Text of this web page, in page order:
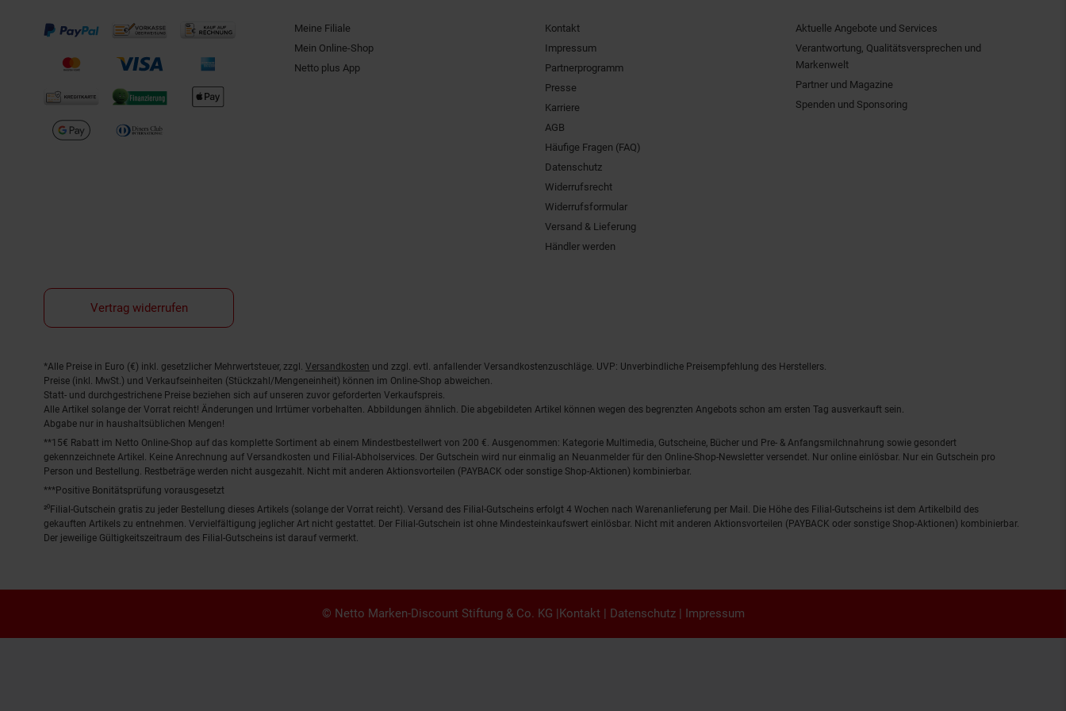
Meine Filiale
Mein Online-Shop
Netto plus App
Kontakt
Impressum
Partnerprogramm
Presse
Karriere
AGB
Häufige Fragen (FAQ)
Datenschutz
Widerrufsrecht
Widerrufsformular
Versand & Lieferung
Händler werden
Aktuelle Angebote und Services
Verantwortung, Qualitätsversprechen und
Markenwelt
Partner und Magazine
Spenden und Sponsoring
Vertrag widerrufen
Fußnoten
*Alle Preise in Euro (€) inkl. gesetzlicher Mehrwertsteuer, zzgl. Versandkosten und zzgl. evtl. anfallender Versandkostenzuschläge. UVP: Unverbindliche Preisempfehlung des Herstellers.
Preise (inkl. MwSt.) und Verkaufseinheiten (Stückzahl/Mengeneinheit) können im Online-Shop abweichen.
Statt- und durchgestrichene Preise beziehen sich auf unseren zuvor geforderten Verkaufspreis.
Alle Artikel solange der Vorrat reicht! Änderungen und Irrtümer vorbehalten. Abbildungen ähnlich. Die abgebildeten Artikel können wegen des begrenzten Angebots schon am ersten Tag ausverkauft sein.
Abgabe nur in haushaltsüblichen Mengen!
**15€ Rabatt im Netto Online-Shop auf das komplette Sortiment ab einem Mindestbestellwert von 200 €. Ausgenommen: Kategorie Multimedia, Gutscheine, Bücher und Pre- & Anfangsmilchnahrung sowie gesondert
gekennzeichnete Artikel. Keine Anrechnung auf Versandkosten und Filial-Abholservices. Der Gutschein wird nur einmalig an Neuanmelder für den Online-Shop-Newsletter versendet. Nur online einlösbar. Nur ein Gutschein pro
Person und Bestellung. Restbeträge werden nicht ausgezahlt. Nicht mit anderen Aktionsvorteilen (PAYBACK oder sonstige Shop-Aktionen) kombinierbar.
***Positive Bonitätsprüfung vorausgesetzt
²⁰Filial-Gutschein gratis zu jeder Bestellung dieses Artikels (solange der Vorrat reicht). Versand des Filial-Gutscheins erfolgt 4 Wochen nach Warenanlieferung per Mail. Die Höhe des Filial-Gutscheins ist dem Artikelbild des
gekauften Artikels zu entnehmen. Vervielfältigung jeglicher Art nicht gestattet. Der Filial-Gutschein ist ohne Mindesteinkaufswert einlösbar. Nicht mit anderen Aktionsvorteilen (PAYBACK oder sonstige Shop-Aktionen) kombinierbar.
Der jeweilige Gültigkeitszeitraum des Filial-Gutscheins ist darauf vermerkt.
© Netto Marken-Discount Stiftung & Co. KG |Kontakt | Datenschutz| Impressum